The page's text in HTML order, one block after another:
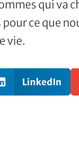
qui va
ce que
vie.
LinkedIn